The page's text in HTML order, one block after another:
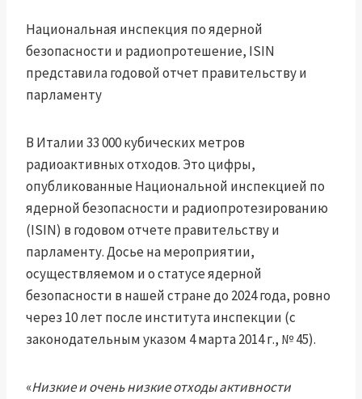
Национальная инспекция по ядерной
безопасности и радиопротешение, ISIN
представила годовой отчет правительству и
парламенту
В Италии 33 000 кубических метров
радиоактивных отходов. Это цифры,
опубликованные Национальной инспекцией по
ядерной безопасности и радиопротезированию
(ISIN) в годовом отчете правительству и
парламенту. Досье на мероприятии,
осуществляемом и о статусе ядерной
безопасности в нашей стране до 2024 года, ровно
через 10 лет после института инспекции (с
законодательным указом 4 марта 2014 г., № 45).
«Низкие и очень низкие отходы активности